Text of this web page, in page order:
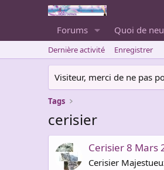
Forums Quoi de
Dernière activité Enregistrer
Visiteur, merci de ne pas
Tags
cerisier
Cerisier 8 Mars
Cerisier